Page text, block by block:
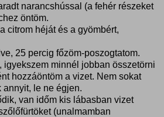
narancshússal (a fehér részeket
öntöm.
citrom héját és a gyömbért,
25 percig főzöm-poszogtatom.
igyekszem minnél jobban összetörni
hozzáöntöm a vizet. Nem sokat
annyit, le ne égjen.
van időm kis lábasban vizet
(unalmamban